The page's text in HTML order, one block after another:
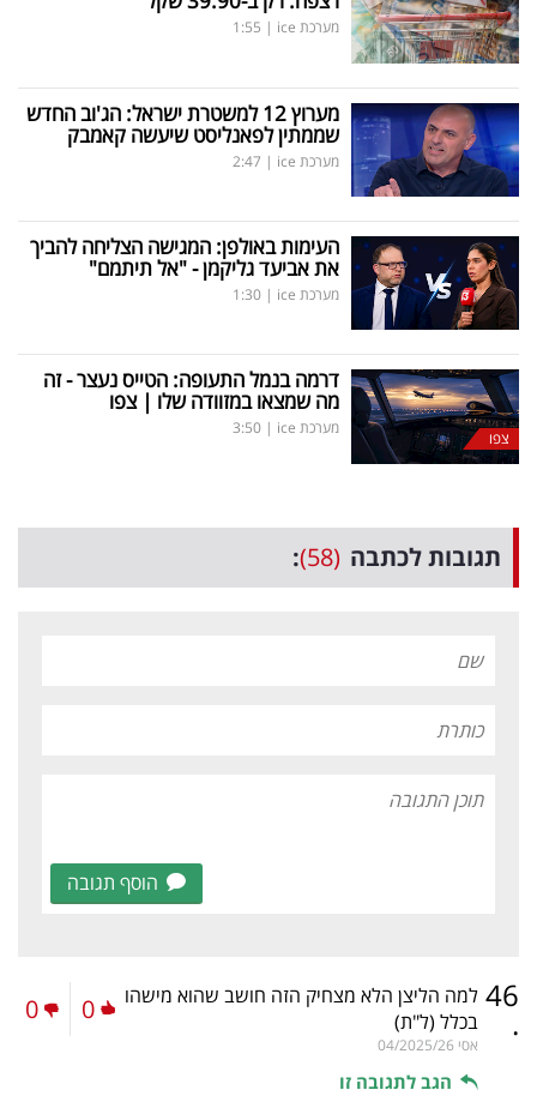
מערכת ice |
1:55
מערוץ 12 למשטרת ישראל: הג'וב החדש
שממתין לפאנליסט שיעשה קאמבק
מערכת ice |
2:47
העימות באולפן: המגישה הצליחה להביך
את אביעד גליקמן - "אל תיתמם"
מערכת ice |
1:30
צפו
דרמה בנמל התעופה: הטייס נעצר - זה
מה שמצאו במזוודה שלו | צפו
מערכת ice |
3:50
תגובות לכתבה (58)
:
הוסף תגובה
46
.
למה הליצן הלא מצחיק הזה חושב שהוא מישהו
בכלל (ל"ת)
אסי 04/2025/26
הגב לתגובה זו
0
0